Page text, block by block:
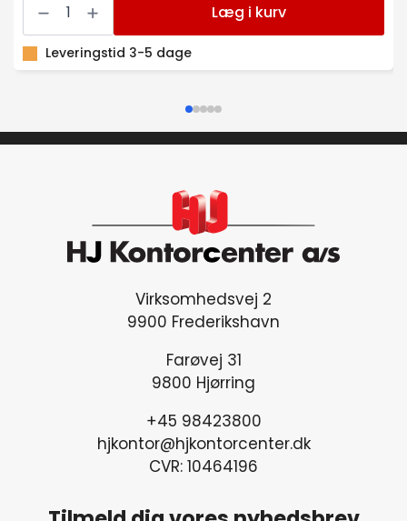
RAPID
GALV.
STANDARD
ÆSK/5000
Læg i kurv
Leveringstid 3-5 dage
Virksomhedsvej 2
9900 Frederikshavn
Farøvej 31
9800 Hjørring
+45 98423800
hjkontor@hjkontorcenter.dk
CVR: 10464196